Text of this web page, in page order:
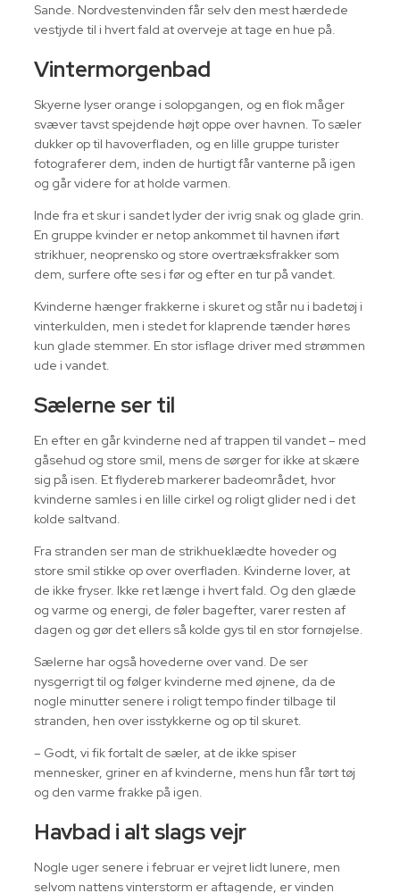
Sande. Nordvestenvinden får selv den mest hærdede
vestjyde til i hvert fald at overveje at tage en hue på.
Vintermorgenbad
Skyerne lyser orange i solopgangen, og en flok måger
svæver tavst spejdende højt oppe over havnen. To sæler
dukker op til havoverfladen, og en lille gruppe turister
fotograferer dem, inden de hurtigt får vanterne på igen
og går videre for at holde varmen.
Inde fra et skur i sandet lyder der ivrig snak og glade grin.
En gruppe kvinder er netop ankommet til havnen iført
strikhuer, neoprensko og store overtræksfrakker som
dem, surfere ofte ses i før og efter en tur på vandet.
Kvinderne hænger frakkerne i skuret og står nu i badetøj i
vinterkulden, men i stedet for klaprende tænder høres
kun glade stemmer. En stor isflage driver med strømmen
ude i vandet.
Sælerne ser til
En efter en går kvinderne ned af trappen til vandet – med
gåsehud og store smil, mens de sørger for ikke at skære
sig på isen. Et flydereb markerer badeområdet, hvor
kvinderne samles i en lille cirkel og roligt glider ned i det
kolde saltvand.
Fra stranden ser man de strikhueklædte hoveder og
store smil stikke op over overfladen. Kvinderne lover, at
de ikke fryser. Ikke ret længe i hvert fald. Og den glæde
og varme og energi, de føler bagefter, varer resten af
dagen og gør det ellers så kolde gys til en stor fornøjelse.
Sælerne har også hovederne over vand. De ser
nysgerrigt til og følger kvinderne med øjnene, da de
nogle minutter senere i roligt tempo finder tilbage til
stranden, hen over isstykkerne og op til skuret.
– Godt, vi fik fortalt de sæler, at de ikke spiser
mennesker, griner en af kvinderne, mens hun får tørt tøj
og den varme frakke på igen.
Havbad i alt slags vejr
Nogle uger senere i februar er vejret lidt lunere, men
selvom nattens vinterstorm er aftagende, er vinden